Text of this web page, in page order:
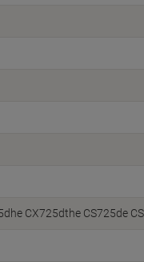
CX725dthe CS725de